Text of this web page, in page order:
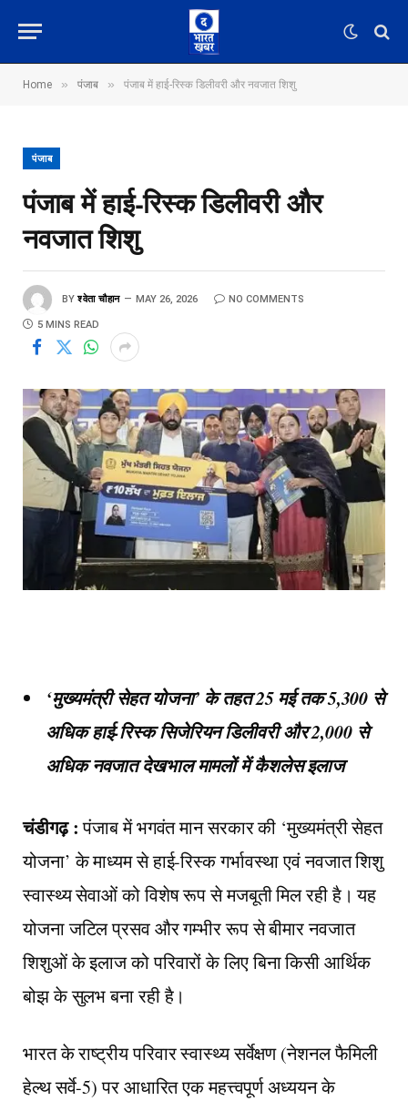
Home » पंजाब » पंजाब में हाई-रिस्क डिलीवरी और नवजात शिशु
पंजाब
पंजाब में हाई-रिस्क डिलीवरी और
नवजात शिशु
BY श्वेता चौहान MAY 26, 2026 NO COMMENTS
5 MINS READ
‘मुख्यमंत्री सेहत योजना’ के तहत 25 मई तक 5,300 से
अधिक हाई-रिस्क सिजेरियन डिलीवरी और 2,000 से
अधिक नवजात देखभाल मामलों में कैशलेस इलाज
चंडीगढ़ :पंजाब में भगवंत मान सरकार की ‘मुख्यमंत्री सेहत
योजना’ के माध्यम से हाई-रिस्क गर्भावस्था एवं नवजात शिशु
स्वास्थ्य सेवाओं को विशेष रूप से मजबूती मिल रही है। यह
योजना जटिल प्रसव और गम्भीर रूप से बीमार नवजात
शिशुओं के इलाज को परिवारों के लिए बिना किसी आर्थिक
बोझ के सुलभ बना रही है।
भारत के राष्ट्रीय परिवार स्वास्थ्य सर्वेक्षण (नेशनल फैमिली
हेल्थ सर्वे-5) पर आधारित एक महत्त्वपूर्ण अध्ययन के